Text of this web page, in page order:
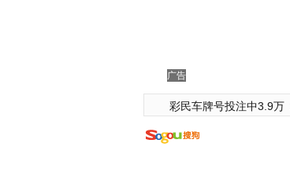
广告
彩民车牌号投注中3.9万